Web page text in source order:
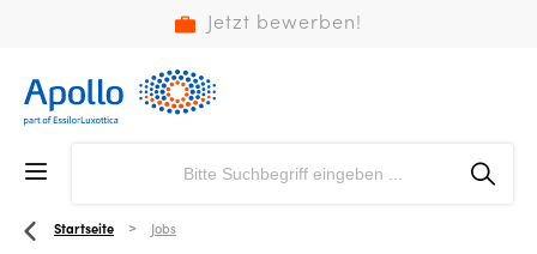
Jetzt bewerben!
Startseite Jobs